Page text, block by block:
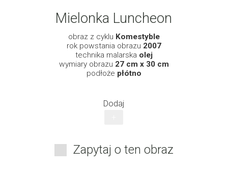
Mielonka Luncheon
obraz z cyklu Komestyble
rok powstania obrazu 2007
technika malarska olej
wymiary obrazu 27 cm x 30 cm
podłoże płótno
Dodaj
Zapytaj o ten obraz